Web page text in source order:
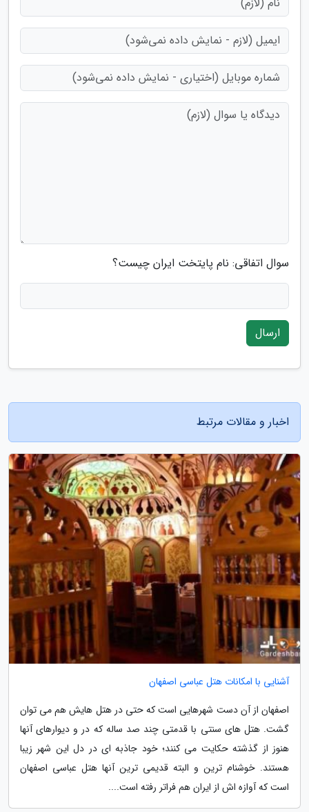
سوال اتفاقی: نام پایتخت ایران چیست؟
ارسال
اخبار و مقالات مرتبط
آشنایی با امکانات هتل عباسی اصفهان
اصفهان از آن دست شهرهایی است که حتی در هتل هایش هم می توان
گشت. هتل های سنتی با قدمتی چند صد ساله که در و دیوارهای آنها
هنوز از گذشته حکایت می کنند؛ خود جاذبه ای در دل این شهر زیبا
هستند. خوشنام ترین و البته قدیمی ترین آنها هتل عباسی اصفهان
است که آوازه اش از ایران هم فراتر رفته است....